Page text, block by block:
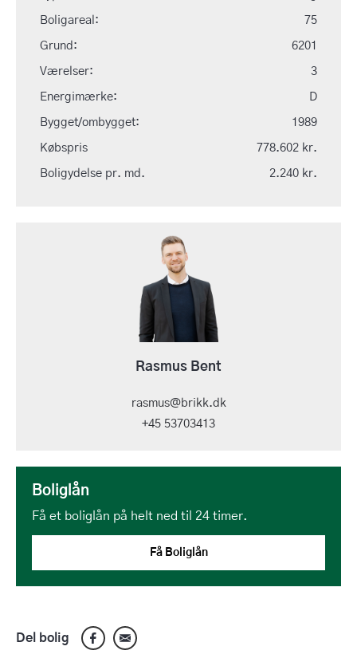
Del bolig
Boligareal: 75
Grund: 6201
Værelser: 3
Energimærke: D
Bygget/ombygget: 1989
Købspris 778.602 kr.
Boligydelse pr. md. 2.240 kr.
Rasmus Bent
rasmus@brikk.dk
+45 53703413
Boliglån
Få et boliglån på helt ned til 24 timer.
Få Boliglån